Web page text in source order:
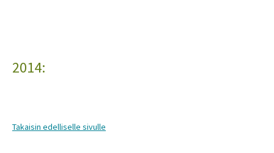
2014:
Takaisin edelliselle sivulle